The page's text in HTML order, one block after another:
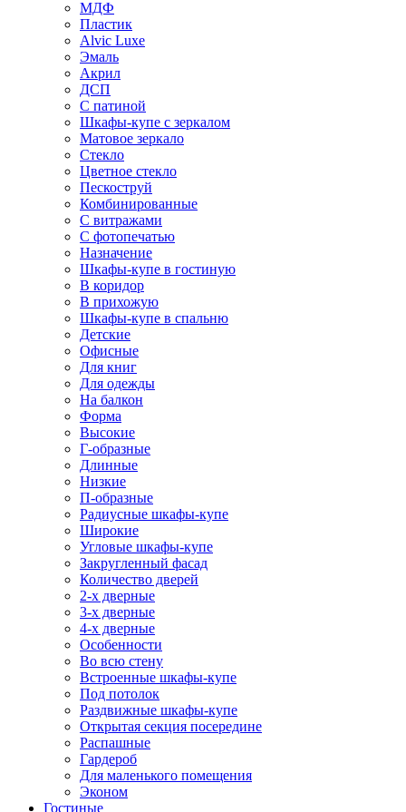
МДФ
Пластик
Alvic Luxe
Эмаль
Акрил
ДСП
С патиной
Шкафы-купе с зеркалом
Матовое зеркало
Стекло
Цветное стекло
Пескоструй
Комбинированные
С витражами
С фотопечатью
Назначение
Шкафы-купе в гостиную
В коридор
В прихожую
Шкафы-купе в спальню
Детские
Офисные
Для книг
Для одежды
На балкон
Форма
Высокие
Г-образные
Длинные
Низкие
П-образные
Радиусные шкафы-купе
Широкие
Угловые шкафы-купе
Закругленный фасад
Количество дверей
2-х дверные
3-х дверные
4-х дверные
Особенности
Во всю стену
Встроенные шкафы-купе
Под потолок
Раздвижные шкафы-купе
Открытая секция посередине
Распашные
Гардероб
Для маленького помещения
Эконом
Гостиные